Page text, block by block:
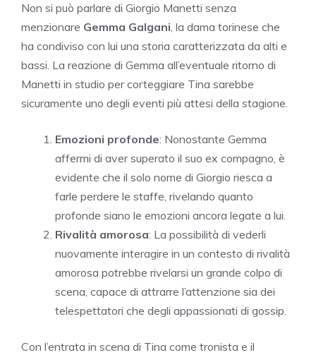
Non si può parlare di Giorgio Manetti senza
menzionare Gemma Galgani, la dama torinese che
ha condiviso con lui una storia caratterizzata da alti e
bassi. La reazione di Gemma all’eventuale ritorno di
Manetti in studio per corteggiare Tina sarebbe
sicuramente uno degli eventi più attesi della stagione.
Emozioni profonde: Nonostante Gemma
affermi di aver superato il suo ex compagno, è
evidente che il solo nome di Giorgio riesca a
farle perdere le staffe, rivelando quanto
profonde siano le emozioni ancora legate a lui.
Rivalità amorosa: La possibilità di vederli
nuovamente interagire in un contesto di rivalità
amorosa potrebbe rivelarsi un grande colpo di
scena, capace di attrarre l’attenzione sia dei
telespettatori che degli appassionati di gossip.
Con l’entrata in scena di Tina come tronista e il